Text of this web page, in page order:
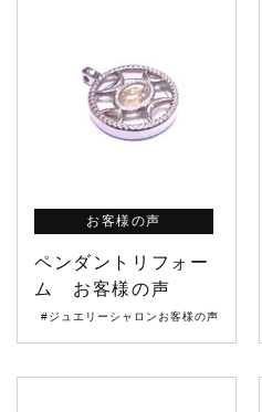
お客様の声
ペンダントリフォー
ム お客様の声
#ジュエリーシャロンお客様の声